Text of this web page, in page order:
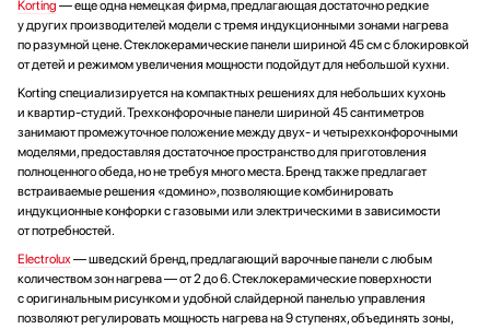
Korting — еще одна немецкая фирма, предлагающая достаточно редкие
у других производителей модели с тремя индукционными зонами нагрева
по разумной цене. Стеклокерамические панели шириной 45 см с блокировкой
от детей и режимом увеличения мощности подойдут для небольшой кухни.
Korting специализируется на компактных решениях для небольших кухонь
и квартир-студий. Трехконфорочные панели шириной 45 сантиметров
занимают промежуточное положение между двух- и четырехконфорочными
моделями, предоставляя достаточное пространство для приготовления
полноценного обеда, но не требуя много места. Бренд также предлагает
встраиваемые решения «домино», позволяющие комбинировать
индукционные конфорки с газовыми или электрическими в зависимости
от потребностей.
Electrolux— шведский бренд, предлагающий варочные панели с любым
количеством зон нагрева — от 2 до 6. Стеклокерамические поверхности
с оригинальным рисунком и удобной слайдерной панелью управления
позволяют регулировать мощность нагрева на 9 ступенях, объединять зоны,